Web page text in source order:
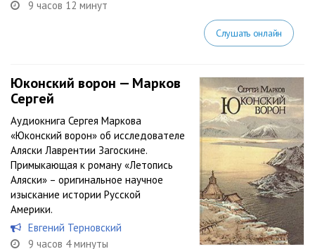
9 часов 12 минут
Слушать онлайн
Юконский ворон — Марков
Сергей
Аудиокнига Сергея Маркова
«Юконский ворон» об исследователе
Аляски Лаврентии Загоскине.
Примыкающая к роману «Летопись
Аляски» – оригинальное научное
изыскание истории Русской
Америки.
Евгений Терновский
9 часов 4 минуты